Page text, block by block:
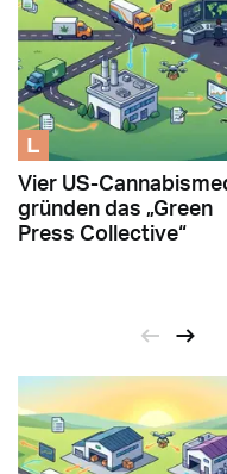
L
Vier US-
gründen das „Green
Press Collective“